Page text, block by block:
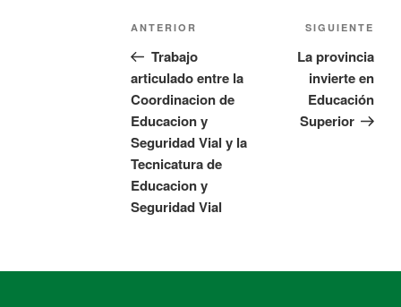
ANTERIOR
Trabajo
articulado entre la
Coordinacion de
Educacion y
Seguridad Vial y la
Tecnicatura de
Educacion y
Seguridad Vial
SIGUIENTE
La provincia
invierte en
Educación
Superior